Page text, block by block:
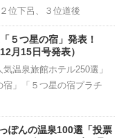
位下呂、３位道後
５つ星の宿」発表！
月15日号発表）
温泉旅館ホテル250選」
宿」「５つ星の宿プラチ
ぽんの温泉100選「投票